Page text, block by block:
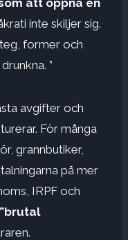
inte skiljer sig.
former och
”
avgifter och
För många
grannbutiker,
på mer
IRPF och